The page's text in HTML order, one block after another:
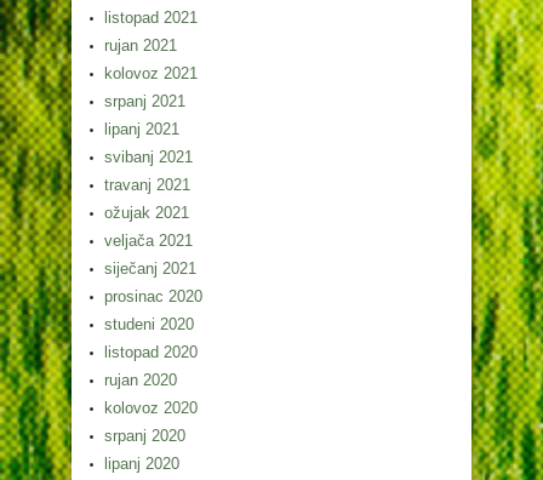
listopad 2021
rujan 2021
kolovoz 2021
srpanj 2021
lipanj 2021
svibanj 2021
travanj 2021
ožujak 2021
veljača 2021
siječanj 2021
prosinac 2020
studeni 2020
listopad 2020
rujan 2020
kolovoz 2020
srpanj 2020
lipanj 2020